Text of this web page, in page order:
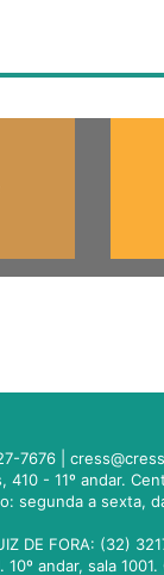
7676 |
410 - 11º andar.
segunda a sexta,
DE FORA: (32)
10º andar, sala